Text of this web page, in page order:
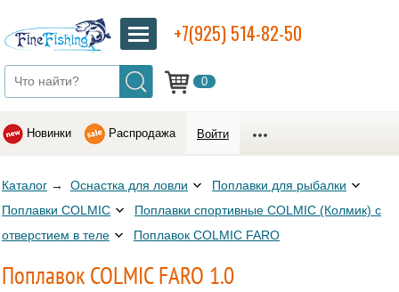
0
+7(925) 514-82-50
Новинки Распродажа Войти
Каталог → Оснастка для ловли
Поплавки для рыбалки
Поплавки COLMIC
Поплавки спортивные COLMIC (Колмик) с
отверстием в теле
Поплавок COLMIC FARO
Поплавок COLMIC FARO 1.0